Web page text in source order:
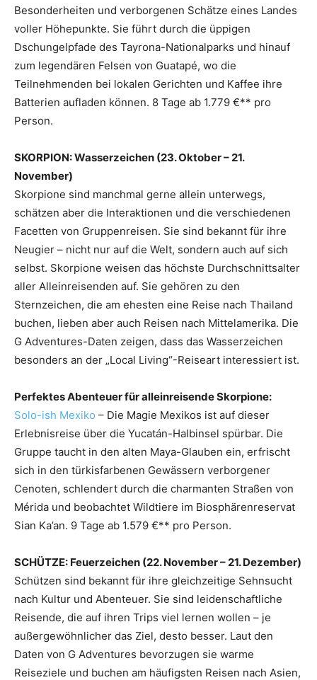
Besonderheiten und verborgenen Schätze eines Landes
voller Höhepunkte. Sie führt durch die üppigen
Dschungelpfade des Tayrona-Nationalparks und hinauf
zum legendären Felsen von Guatapé, wo die
Teilnehmenden bei lokalen Gerichten und Kaffee ihre
Batterien aufladen können. 8 Tage ab 1.779 €** pro
Person.
SKORPION: Wasserzeichen (23. Oktober – 21.
November)
Skorpione sind manchmal gerne allein unterwegs,
schätzen aber die Interaktionen und die verschiedenen
Facetten von Gruppenreisen. Sie sind bekannt für ihre
Neugier – nicht nur auf die Welt, sondern auch auf sich
selbst. Skorpione weisen das höchste Durchschnittsalter
aller Alleinreisenden auf. Sie gehören zu den
Sternzeichen, die am ehesten eine Reise nach Thailand
buchen, lieben aber auch Reisen nach Mittelamerika. Die
G Adventures-Daten zeigen, dass das Wasserzeichen
besonders an der „Local Living“-Reiseart interessiert ist.
Perfektes Abenteuer für alleinreisende Skorpione:
Solo-ish Mexiko – Die Magie Mexikos ist auf dieser
Erlebnisreise über die Yucatán-Halbinsel spürbar. Die
Gruppe taucht in den alten Maya-Glauben ein, erfrischt
sich in den türkisfarbenen Gewässern verborgener
Cenoten, schlendert durch die charmanten Straßen von
Mérida und beobachtet Wildtiere im Biosphärenreservat
Sian Ka’an. 9 Tage ab 1.579 €** pro Person.
SCHÜTZE: Feuerzeichen (22. November – 21. Dezember)
Schützen sind bekannt für ihre gleichzeitige Sehnsucht
nach Kultur und Abenteuer. Sie sind leidenschaftliche
Reisende, die auf ihren Trips viel lernen wollen – je
außergewöhnlicher das Ziel, desto besser. Laut den
Daten von G Adventures bevorzugen sie warme
Reiseziele und buchen am häufigsten Reisen nach Asien,